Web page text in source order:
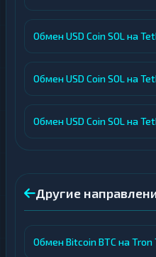
Обмен USD Coin SOL на
Обмен USD Coin SOL на
Обмен USD Coin SOL на
Другие
Обмен Bitcoin BTC на Tron